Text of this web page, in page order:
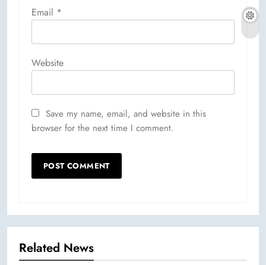
Email *
Website
Save my name, email, and website in this
browser for the next time I comment.
Related News